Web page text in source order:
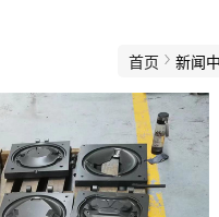
首页 新闻